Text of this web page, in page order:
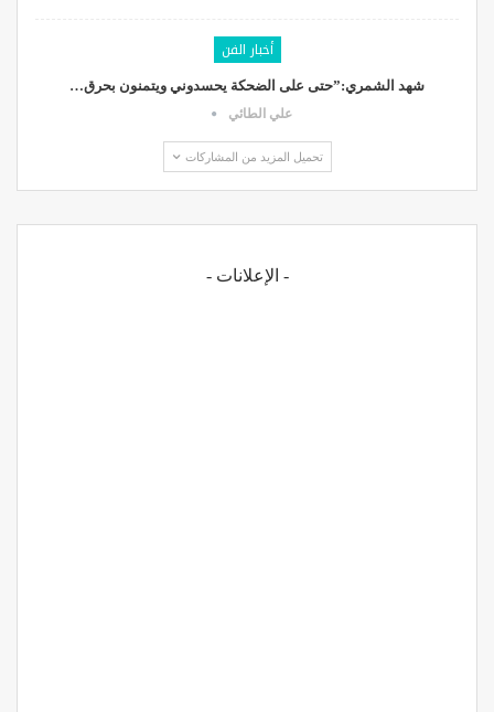
أخبار الفن
شهد الشمري:”حتى على الضحكة يحسدوني ويتمنون بحرق…
علي الطائي
تحميل المزيد من المشاركات
- الإعلانات -